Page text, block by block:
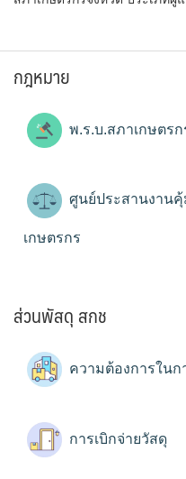
กฎหมาย
พ.ร.บ.สภาเกษตร
ศูนย์ประสานงาน
เกษตรกร
ส่วนพัสดุ สกช
ความต้องการใน
การเบิกจ่ายวัสดุ